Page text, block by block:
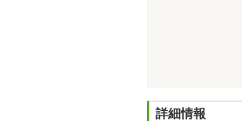
詳細情報